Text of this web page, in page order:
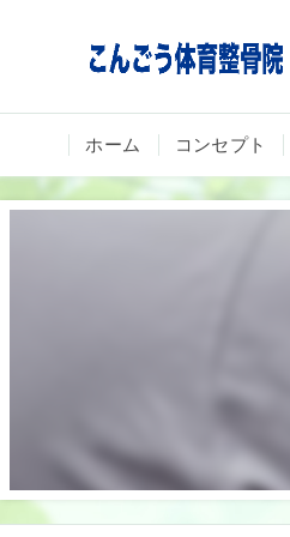
ホーム コンセプト